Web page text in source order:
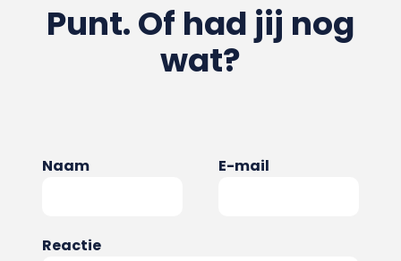
Punt. Of had jij nog
wat?
Naam E-mail
Reactie